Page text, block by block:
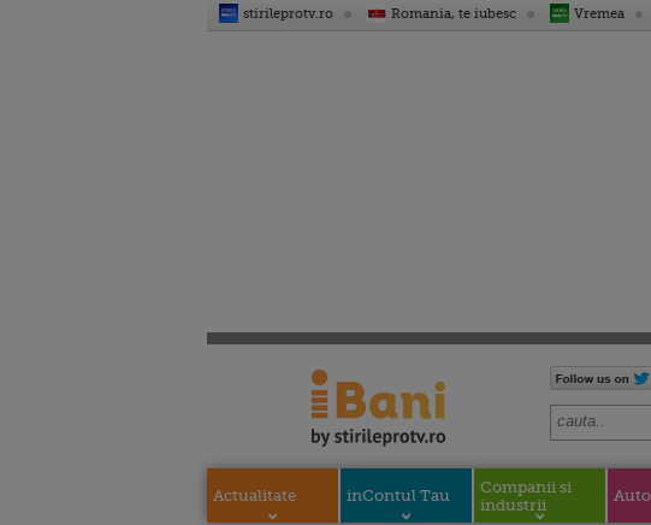
stirileprotv.ro Romania, te iubesc Vremea
Actualitate inContul Tau
Companii si
industrii
Auto